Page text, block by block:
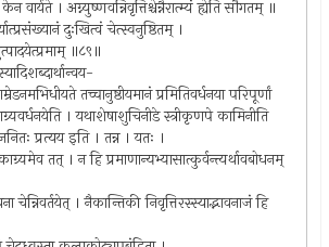
वार्यते । अग्न्युष्णवन्निवृत्तिश्चेन्नैरात्म्यं ह्येति सौगतम् ॥
दुःखित्वं चेत्स्वनुष्ठितम् ।
॥८९॥
तच्चानुष्ठीयमानं प्रमितिवर्धनया परिपूर्णां
। यथाशेषाशुचिनीडे स्त्रीकृणपे कामिनीति
प्रत्यय इति । तन्न । यतः ।
तत् । न हि प्रमाणान्यभ्यासात्कुर्वन्त्यर्थावबोधनम्
चेन्निवर्तयेत् । नैकान्तिकी निवृत्तिरस्स्याद्भावनाजं हि